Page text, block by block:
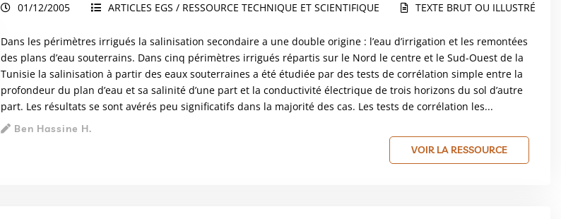
01/12/2005 ARTICLES EGS / RESSOURCE TECHNIQUE ET SCIENTIFIQUE TEXTE BRUT OU ILLUSTRÉ
Dans les périmètres irrigués la salinisation secondaire a une double origine : l’eau d’irrigation et les remontées
des plans d’eau souterrains. Dans cinq périmètres irrigués répartis sur le Nord le centre et le Sud-Ouest de la
Tunisie la salinisation à partir des eaux souterraines a été étudiée par des tests de corrélation simple entre la
profondeur du plan d’eau et sa salinité d’une part et la conductivité électrique de trois horizons du sol d’autre
part. Les résultats se sont avérés peu significatifs dans la majorité des cas. Les tests de corrélation les...
Ben Hassine H.
VOIR LA RESSOURCE